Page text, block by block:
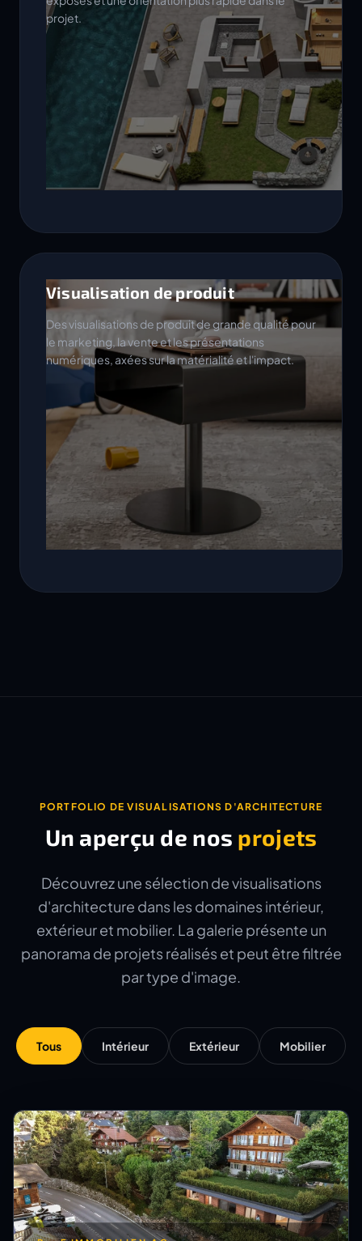
projet.
Visualisation de produit
Des visualisations de produit de grande qualité pour
le marketing, la vente et les présentations
numériques, axées sur la matérialité et l'impact.
PORTFOLIO DE VISUALISATIONS D'ARCHITECTURE
Un aperçu de nos projets
Découvrez une sélection de visualisations
d'architecture dans les domaines intérieur,
extérieur et mobilier. La galerie présente un
panorama de projets réalisés et peut être filtrée
par type d'image.
Tous Intérieur Extérieur Mobilier